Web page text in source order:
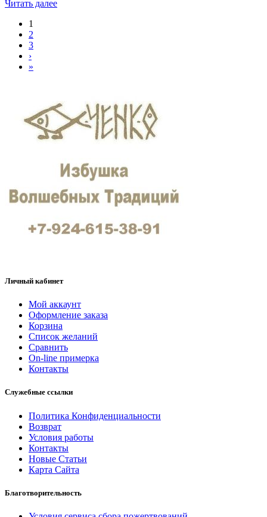
Читать далее
1
2
3
›
»
Личный кабинет
Мой аккаунт
Оформление заказа
Корзина
Список желаний
Сравнить
On-line примерка
Контакты
Служебные ссылки
Политика Конфиденциальности
Возврат
Условия работы
Контакты
Новые Статьи
Карта Сайта
Благотворительность